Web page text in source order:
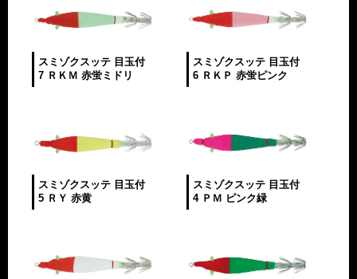
スミゾクスッテ 目玉付
7 ＲＫＭ 赤蛍ミドリ
スミゾクスッテ 目玉付
6 ＲＫＰ 赤蛍ピンク
スミゾクスッテ 目玉付
5 ＲＹ 赤黄
スミゾクスッテ 目玉付
4 ＰＭ ピンク緑